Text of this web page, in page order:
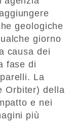
geologiche
giorno
causa dei
fase di
La
Orbiter) della
e nei
più